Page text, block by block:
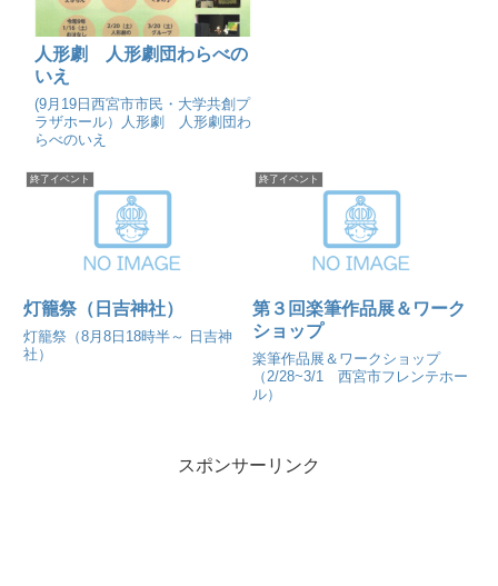
人形劇 人形劇団わらべの
いえ
(9月19日西宮市市民・大学共創プ
ラザホール）人形劇 人形劇団わ
らべのいえ
終了イベント
灯籠祭（日吉神社）
灯籠祭（8月8日18時半～ 日吉神
社）
終了イベント
第３回楽筆作品展＆ワーク
ショップ
楽筆作品展＆ワークショップ
（2/28~3/1 西宮市フレンテホー
ル）
スポンサーリンク